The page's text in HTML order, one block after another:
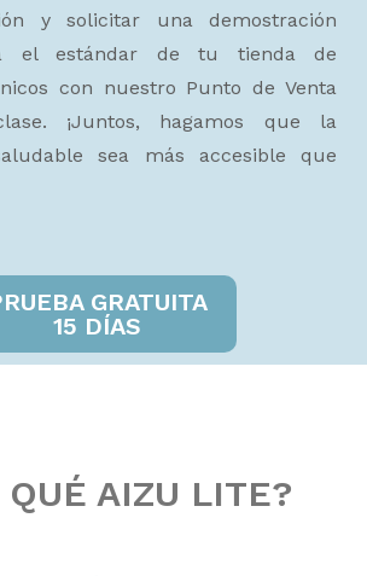
y solicitar una demostración
el estándar de tu tienda de
con nuestro Punto de Venta
¡Juntos, hagamos que la
sea más accesible que
GRATUITA
15 DÍAS
QUÉ AIZU LITE?